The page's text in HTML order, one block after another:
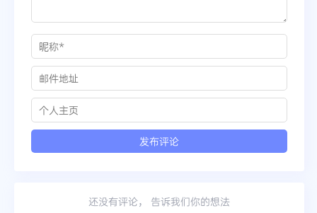
还没有评论， 告诉我们你的想法